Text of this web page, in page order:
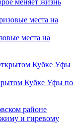
меняет жизнь
места на
Кубке Уфы по